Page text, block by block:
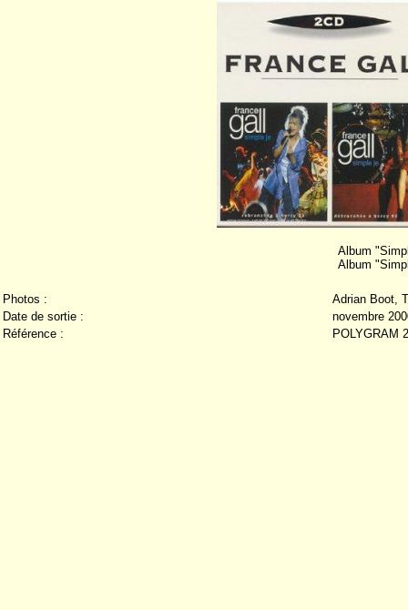
Album
Album
Photos :
Adrian Boot,
Date de sortie :
novembre
Référence :
POLYGRAM